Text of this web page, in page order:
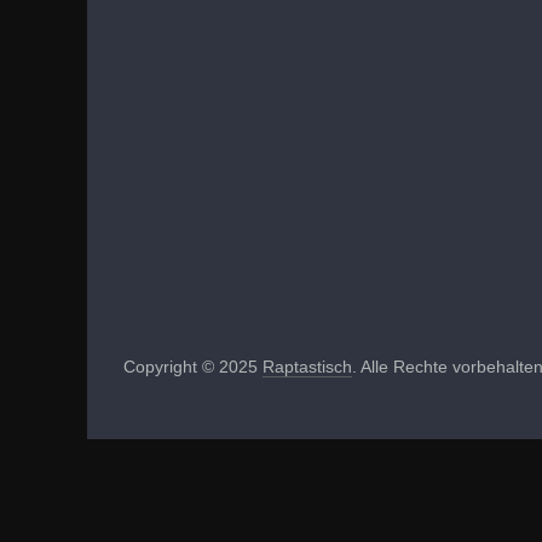
Copyright © 2025 Raptastisch . Alle Rechte